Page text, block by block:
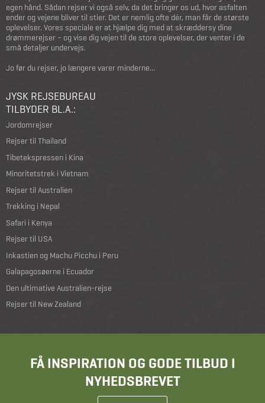
egen hånd. Sådan rejser vi også selv, da det bringer os ud, hvor asfalten
ender og vejene bliver til stier. Det er nemlig ofte dér, man får de største
oplevelser. Vores speciale er at hjælpe dig med at skræddersy dine
drømmerejser – og vise dig vejen til de store oplevelser, der venter i de
små detaljer undervejs.
Jo før du rejser, jo længere varer minderne...
JYSK REJSEBUREAU
TILBYDER BL.A.:
Jordomrejser
Rejser til Thailand
Tibetekspressen i Kina
Minoritetstrek i Vietnam
Rejser til Australien
Trekking i Nepal
Safari i Kenya
Rejser til USA
Inkastien og Machu Picchu i Peru
Galapagosøerne i Ecuador
Den ultimative Australien-rejse
Rejser til New Zealand
FÅ INSPIRATION OG GODE TILBUD I
NYHEDSBREVET